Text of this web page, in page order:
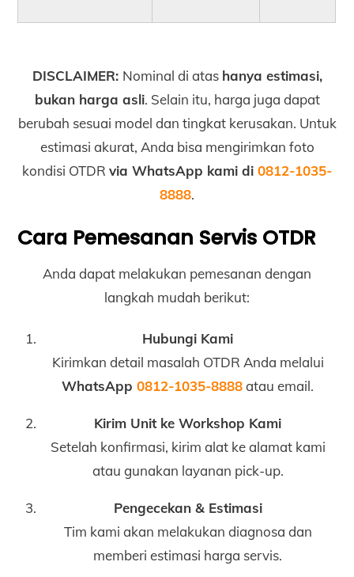
DISCLAIMER: Nominal di atas hanya estimasi,
bukan harga asli. Selain itu, harga juga dapat
berubah sesuai model dan tingkat kerusakan. Untuk
estimasi akurat, Anda bisa mengirimkan foto
kondisi OTDR via WhatsApp kami di 0812-1035-
8888.
Cara Pemesanan Servis OTDR
Anda dapat melakukan pemesanan dengan
langkah mudah berikut:
Hubungi Kami
Kirimkan detail masalah OTDR Anda melalui
WhatsApp0812-1035-8888atau email.
Kirim Unit ke Workshop Kami
Setelah konfirmasi, kirim alat ke alamat kami
atau gunakan layanan pick-up.
Pengecekan & Estimasi
Tim kami akan melakukan diagnosa dan
memberi estimasi harga servis.